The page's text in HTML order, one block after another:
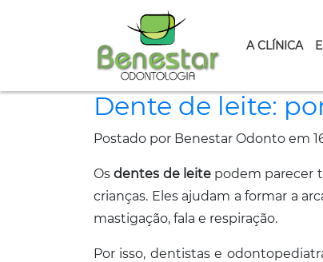
A CLÍNICA
Dente de leite:
Postado por Benestar Odonto em
Osdentes de leitepodem parecer
crianças. Eles ajudam a formar a
mastigação, fala e respiração.
Por isso, dentistas e